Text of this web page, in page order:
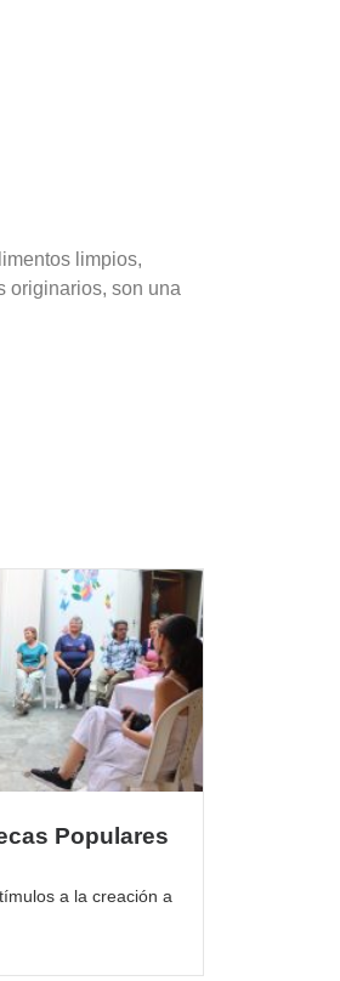
limpios,
originarios, son una
Populares
a la creación a